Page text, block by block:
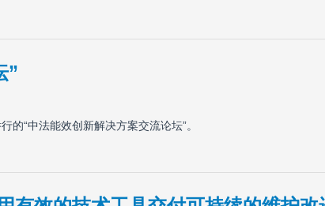
”
“中法能效创新解决方案交流论坛”。